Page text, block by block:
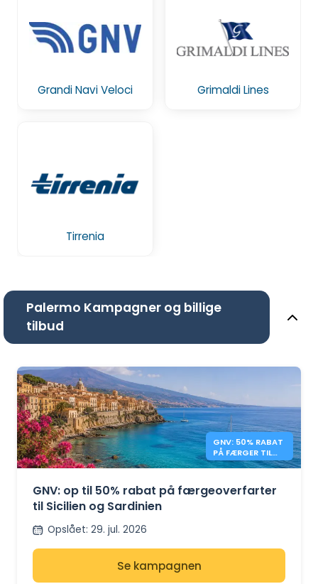
Grandi Navi Veloci Grimaldi Lines
Tirrenia
Palermo Kampagner og billige
tilbud
GNV: 50% RABAT
PÅ FÆRGER TIL
SICILIEN OG
GNV: op til 50% rabat på færgeoverfarter
til Sicilien og Sardinien
Opslået: 29. jul. 2026
Se kampagnen